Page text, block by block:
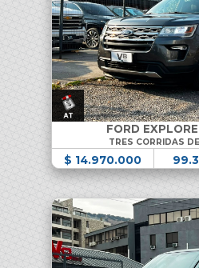
FORD
TRES CORRIDAS
$ 14.970.000